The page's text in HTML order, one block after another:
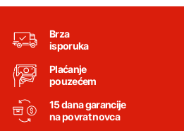
Brza
isporuka
Plaćanje
pouzećem
15 dana garancije
na povrat novca